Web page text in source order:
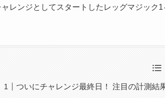
レンジとしてスタートしたレッグマジック
ついにチャレンジ最終日！ 注目の計測結